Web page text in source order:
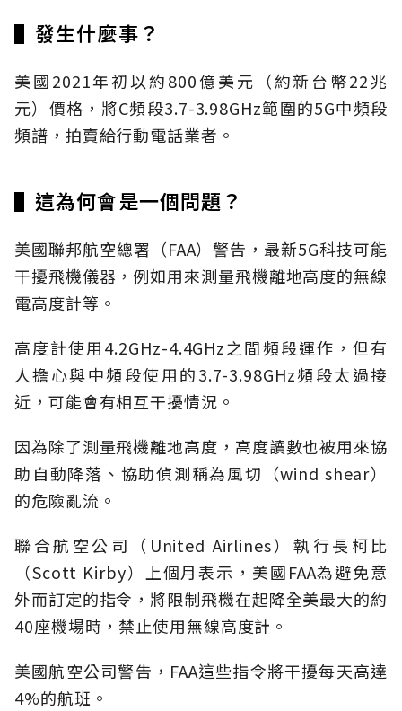
▌發生什麼事？
美國2021年初以約800億美元（約新台幣22兆
元）價格，將C頻段3.7-3.98GHz範圍的5G中頻段
頻譜，拍賣給行動電話業者。
▌這為何會是一個問題？
美國聯邦航空總署（FAA）警告，最新5G科技可能
干擾飛機儀器，例如用來測量飛機離地高度的無線
電高度計等。
高度計使用4.2GHz-4.4GHz之間頻段運作，但有
人擔心與中頻段使用的3.7-3.98GHz頻段太過接
近，可能會有相互干擾情況。
因為除了測量飛機離地高度，高度讀數也被用來協
助自動降落、協助偵測稱為風切（wind shear）
的危險亂流。
聯合航空公司（United Airlines）執行長柯比
（Scott Kirby）上個月表示，美國FAA為避免意
外而訂定的指令，將限制飛機在起降全美最大的約
40座機場時，禁止使用無線高度計。
美國航空公司警告，FAA這些指令將干擾每天高達
4%的航班。